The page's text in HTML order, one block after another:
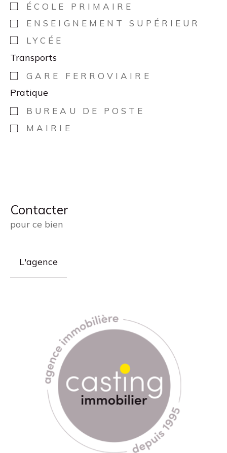
ÉCOLE PRIMAIRE
ENSEIGNEMENT SUPÉRIEUR
LYCÉE
Transports
GARE FERROVIAIRE
Pratique
BUREAU DE POSTE
MAIRIE
Contacter
pour ce bien
L'agence